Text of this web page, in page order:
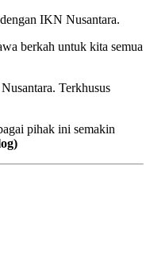
IKN Nusantara.
berkah untuk kita semua
Terkhusus
pihak ini semakin